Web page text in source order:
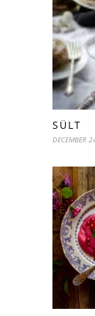
SÜLT
DECEMBER